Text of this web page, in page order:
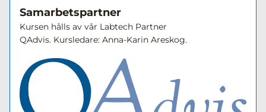
Samarbetspartner
Kursen hålls av vår Labtech Partner
QAdvis. Kursledare: Anna-Karin Areskog.